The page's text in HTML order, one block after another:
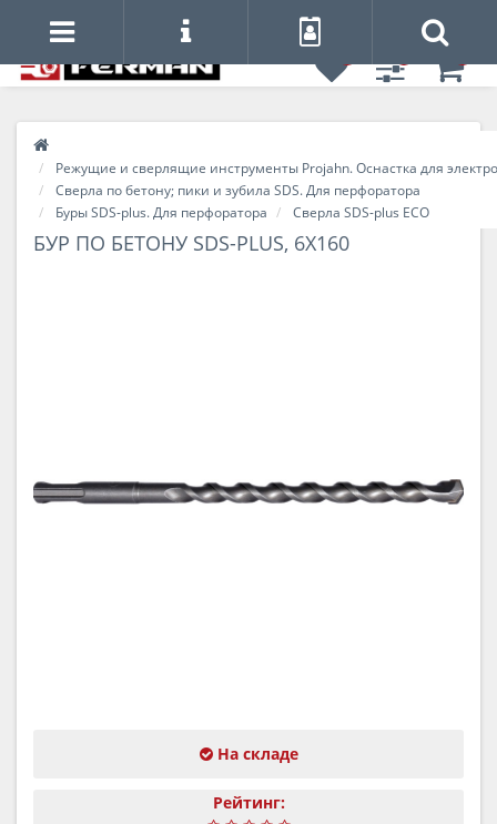
Режущие и сверлящие инструменты Projahn. Оснастка для
Сверла по бетону; пики и зубила SDS. Для перфоратора
Буры SDS-plus. Для перфоратора
Сверла SDS-plus ЕCO
БУР ПО БЕТОНУ SDS-PLUS, 6Х160
На складе
Рейтинг: